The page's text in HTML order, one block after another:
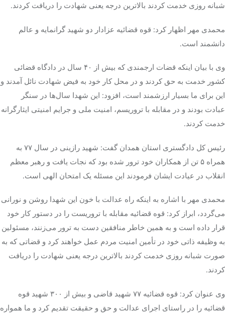
شبانه روزی خدمت کردند بالاترین درجه یعنی شهادت را دریافت کردند.
محمدی مهر اظهار کرد: قوه قضائیه عزادار دو شهید گرانمایه و عالم
دانشمند است.
وی با بیان اینکه قضات ارجمندی که بیش از ۴۰ سال در دادگاه قضائی
کشور خدمت به حق کردند و در محل کار خود به فیض شهادت نائل آمدند و
این برای ما بسیار ارزشمند است، افزود: این شهدا سال‌ها در سنگر
عبادت بودند و در مقابله با تروریسم، امنیت ملی و جرایم امنیتی ایثارگرانه
خدمت کردند.
رئیس کل دادگستری استان همدان گفت: شهید رازینی
در سال ۷۷ به
همراه ۵ تن از همکاران خود ترور شده بود که نجات یافت و رهبر معظم
انقلاب در عیادت ایشان فرمودند این مسئله یک امتحان الهی است.
محمدی مهر با اشاره به اینکه راه عدالت با خون این شهدا روشن و نورانی
می‌گردد، ابراز کرد: قوه قضائیه مقابله با تروریست را در دستور کار خود
قرار داده است و به همین خاطر منافقین دست به ترور می‌زنند، مسئولین
به وظیفه ذاتی خود در تأمین امنیت مردم عمل خواهند کرد و قضاتی که به
صورت شبانه روزی خدمت کردند بالاترین درجه یعنی شهادت را دریافت
کردند.
وی عنوان کرد: قوه قضائیه ۷۷ شهید قاضی و بیش از ۳۰۰ شهید قوه
قضائیه را در راستای اجرای عدالت و حق و حقیقت تقدیم کرد و ما همواره